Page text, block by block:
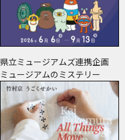
県立ミュージアムズ連携企画
ミュージアムのミステリー